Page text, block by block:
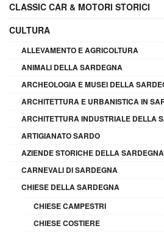
CLASSIC CAR & MOTORI STORICI
CULTURA
ALLEVAMENTO E AGRICOLTURA
ANIMALI DELLA SARDEGNA
ARCHEOLOGIA E MUSEI DELLA
ARCHITETTURA E URBANISTICA IN
ARCHITETTURA INDUSTRIALE DELLA
ARTIGIANATO SARDO
AZIENDE STORICHE DELLA SARDEGNA
CARNEVALI DI SARDEGNA
CHIESE DELLA SARDEGNA
CHIESE CAMPESTRI
CHIESE COSTIERE